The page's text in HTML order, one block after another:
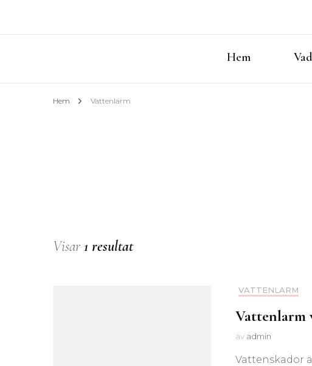
Hem
Hem Vattenlarm
Visar 1 resultat
VATTENLARM
Vattenlarm
av admin
Vattenskador